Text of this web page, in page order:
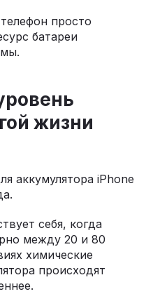
просто
батареи
жизни
аккумулятора iPhone
себя, когда
между 20 и 80
химические
происходят